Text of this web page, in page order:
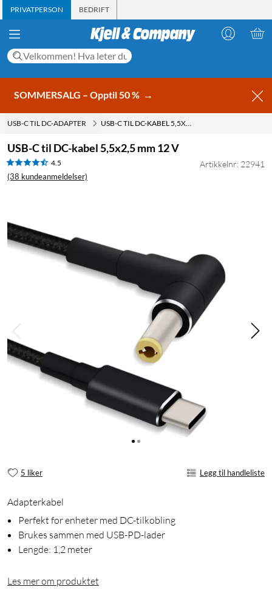
PRIVATPERSON BEDRIFT
SOMMERSALG – Opptil 50 % →
USB-C TIL DC-ADAPTER USB-C TIL DC-KABEL 5,5X2,5 MM 12 V
USB-C til DC-kabel 5,5x2,5 mm 12 V
4.5
(38 kundeanmeldelser)
Artikkelnr: 22941
5 liker Legg til handleliste
Adapterkabel
Perfekt for enheter med DC-tilkobling
Brukes sammen med USB-PD-lader
Lengde: 1,2 meter
Les mer om produktet